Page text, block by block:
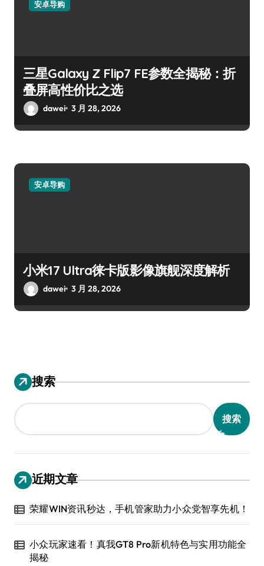
安卓导购
三星Galaxy Z Flip7 FE参数全揭秘：折
叠屏高性价比之选
dawei 3 月 28, 2026
安卓导购
小米17 Ultra徕卡版影像旗舰深度解析
dawei 3 月 28, 2026
搜索
搜索
近期文章
荣耀WIN资讯秒达，手机管家助力小众党智享先机！
小众玩家速看！真我GT8 Pro新机特色与实用功能全
揭秘